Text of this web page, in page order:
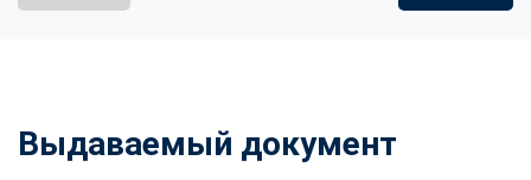
Выдаваемый документ